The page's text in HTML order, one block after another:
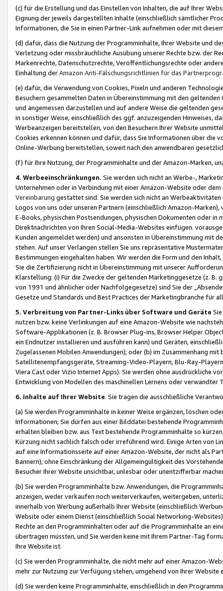
(c) für die Erstellung und das Einstellen von Inhalten, die auf Ihrer
Eignung der jeweils dargestellten Inhalte (einschließlich sämtlicher
Informationen, die Sie in einen Partner-Link aufnehmen oder mit
(d) dafür, dass die Nutzung der Programminhalte, Ihrer Website und
Verletzung oder missbräuchliche Ausübung unserer Rechte bzw. der
Markenrechte, Datenschutzrechte, Veröffentlichungsrechte oder
Einhaltung derAmazon Anti-Fälschungsrichtlinien für das
(e) dafür, die Verwendung von Cookies, Pixeln und anderen
Besuchern gesammelten Daten in Übereinstimmung mit den
und angemessen darzustellen und auf andere Weise die geltenden
in sonstiger Weise, einschließlich des ggf. anzuzeigenden Hinweises,
Werbeanzeigen bereitstellen, von den Besuchern Ihrer Website
Cookies erkennen können und dafür, dass Sie Informationen über die
Online-Werbung bereitstellen, soweit nach den anwendbaren
(f) für Ihre Nutzung, der Programminhalte und der Amazon-Marken,
4. Werbeeinschränkungen. Sie werden sich nicht an Werbe-,
Unternehmen oder in Verbindung mit einer Amazon-Website oder
Vereinbarung gestattet sind. Sie werden sich nicht an
Logos von uns oder unseren Partnern (einschließlich Amazon-
E-Books, physischen Postsendungen, physischen Dokumenten oder in
Direktnachrichten von Ihren Social-Media-Websites einfügen.
Kunden angemeldet werden) und ansonsten in Übereinstimmung mit
stehen. Auf unser Verlangen stellen Sie uns repräsentative
Bestimmungen eingehalten haben. Wir werden die Form und den
Sie die Zertifizierung nicht in Übereinstimmung mit unserer
Klarstellung: (i) Für die Zwecke der geltenden Marketinggesetze (z. B.
von 1991 und ähnlicher oder Nachfolgegesetze) sind Sie der
Gesetze und Standards und Best Practices der Marketingbranche für
5. Verbreitung von Partner-Links über Software und Geräte
nutzen bzw. keine Verlinkungen auf eine Amazon-Website wie
Software-Applikationen (z. B. Browser Plug-ins, Browser Helper
ein Endnutzer installieren und ausführen kann) und Geräten,
Zugelassenen Mobilen Anwendungen); oder (b) im Zusammenhang
Satellitenempfangsgeräte, Streaming-Video-Playern, Blu-Ray-
Viera Cast oder Vizio Internet Apps). Sie werden ohne ausdrückliche
Entwicklung von Modellen des maschinellen Lernens oder
6. Inhalte auf Ihrer Website. Sie tragen die ausschließliche
(a) Sie werden Programminhalte in keiner Weise ergänzen, löschen
Informationen; Sie dürfen aus einer Bilddatei bestehende
erhalten bleiben bzw. aus Text bestehende Programminhalte so
Kürzung nicht sachlich falsch oder irreführend wird. Einige Arten von
auf eine Informationsseite auf einer Amazon-Website, der nicht als
Bannern); ohne Einschränkung der Allgemeingültigkeit des
Besucher Ihrer Website unsichtbar, unlesbar oder unentzifferbar
(b) Sie werden Programminhalte bzw. Anwendungen, die
anzeigen, weder verkaufen noch weiterverkaufen, weitergeben,
innerhalb von Werbung außerhalb Ihrer Website (einschließlich
Website oder einem Dienst (einschließlich Social Networking-
Rechte an den Programminhalten oder auf die Programminhalte an
übertragen müssten, und Sie werden keine mit Ihrem Partner-Tag
Ihre Website ist.
(c) Sie werden Programminhalte, die nicht mehr auf einer Amazon-
mehr zur Nutzung zur Verfügung stehen, umgehend von Ihrer
(d) Sie werden keine Programminhalte, einschließlich in den